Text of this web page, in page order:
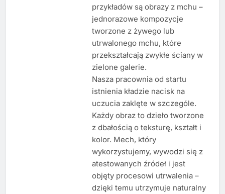
przykładów są obrazy z mchu –
jednorazowe kompozycje
tworzone z żywego lub
utrwalonego mchu, które
przekształcają zwykłe ściany w
zielone galerie.
Nasza pracownia od startu
istnienia kładzie nacisk na
uczucia zaklęte w szczególe.
Każdy obraz to dzieło tworzone
z dbałością o teksturę, kształt i
kolor. Mech, który
wykorzystujemy, wywodzi się z
atestowanych źródeł i jest
objęty procesowi utrwalenia –
dzięki temu utrzymuje naturalny